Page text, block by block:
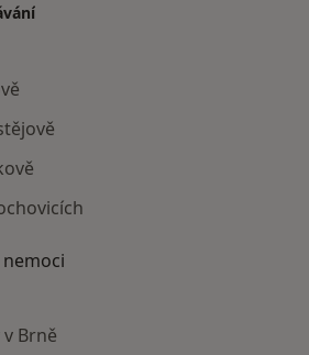
Brně